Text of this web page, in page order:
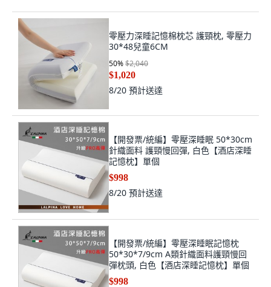
零壓力深睡記憶棉枕芯 護頸枕, 零壓力
30*48兒童6CM
50%$2,040
$1,020
8/20 預計送達
【開發票/統編】零壓深睡眠 50*30cm
針織面料 護頸慢回彈, 白色【酒店深睡
記憶枕】單個
$998
8/20 預計送達
【開發票/統編】零壓深睡眠記憶枕
50*30*7/9cm A類針織面料護頸慢回
彈枕頭, 白色【酒店深睡記憶枕】單個
$998